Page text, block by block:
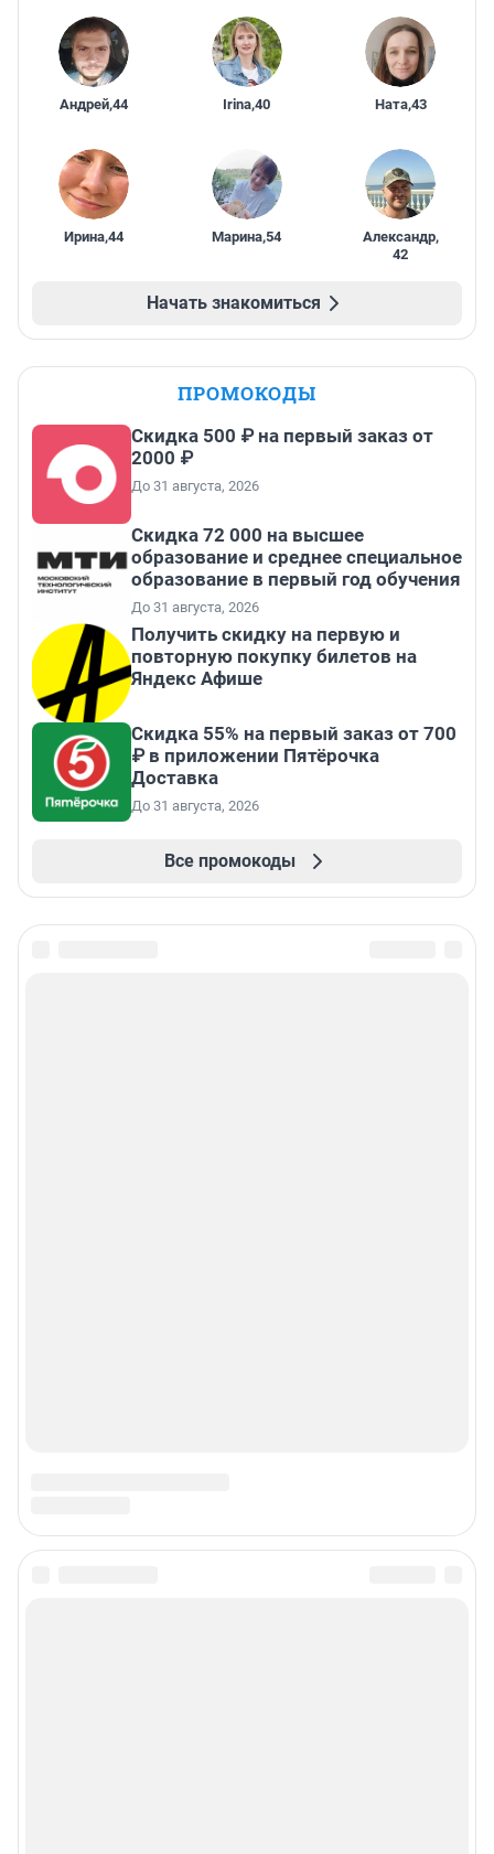
Андрей,44 Irina,40 Ната,43
Ирина,44 Марина,54 Александр,
42
Начать знакомиться
ПРОМОКОДЫ
Скидка 500 ₽ на первый заказ от
2000 ₽
До 31 августа, 2026
Скидка 72 000 на высшее
образование и среднее специальное
образование в первый год обучения
До 31 августа, 2026
Получить скидку на первую и
повторную покупку билетов на
Яндекс Афише
Скидка 55% на первый заказ от 700
₽ в приложении Пятёрочка
Доставка
До 31 августа, 2026
Все промокоды